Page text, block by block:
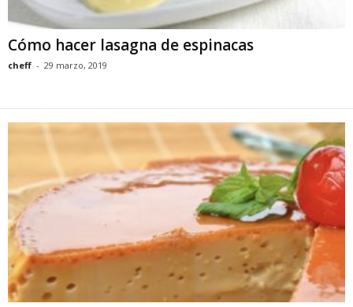
Cómo hacer lasagna de espinacas
cheff - 29 marzo, 2019